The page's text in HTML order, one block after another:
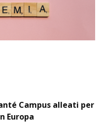
Campus alleati per
Europa